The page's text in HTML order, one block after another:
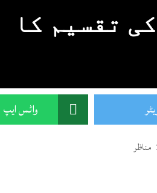
تقسیم کا
واٹس ایپ